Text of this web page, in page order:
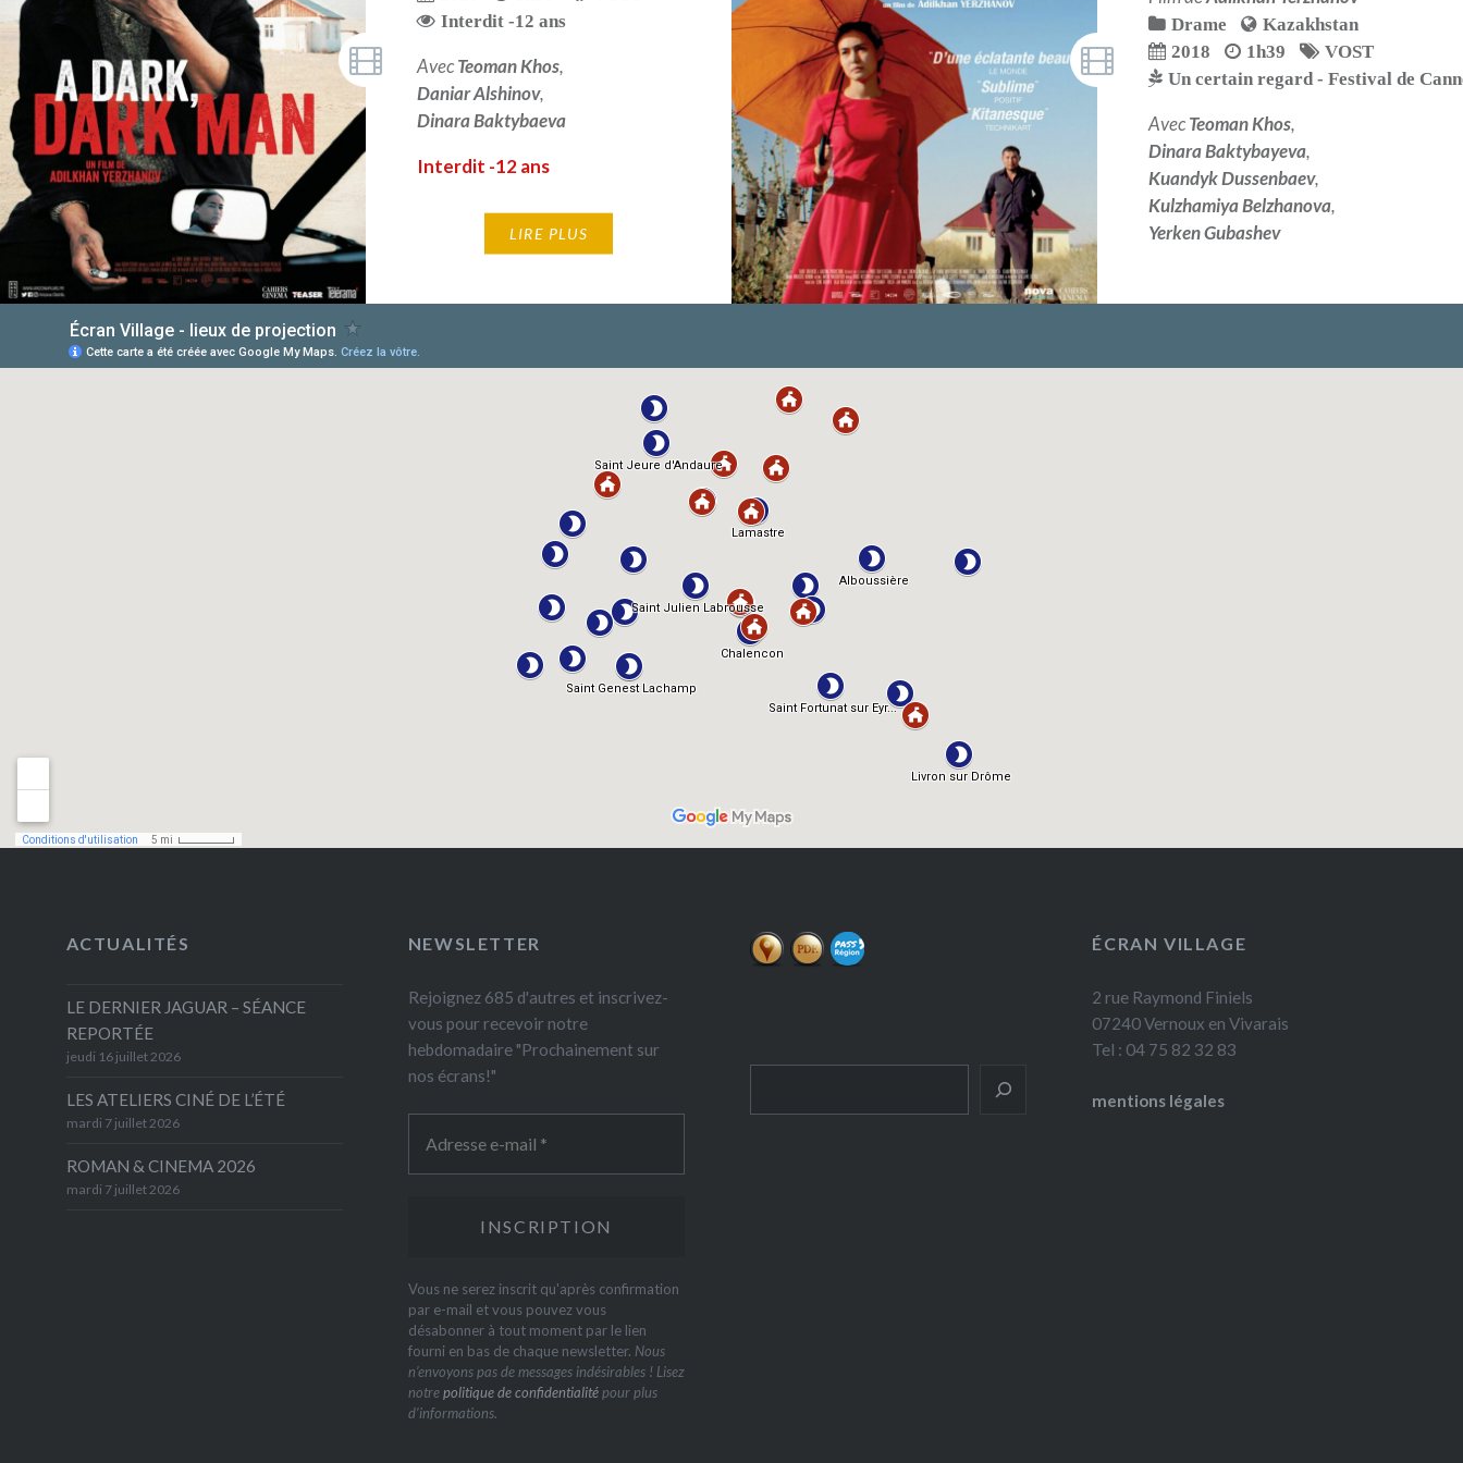
Interdit -12 ans
AvecTeoman Khos,
Daniar Alshinov,
Dinara Baktybaeva
Interdit -12 ans
LIRE PLUS
Drame
Kazakhstan
2018
1h39
VOST
Un certain regard - Festival de
AvecTeoman Khos,
Dinara Baktybayeva,
Kuandyk Dussenbaev,
Kulzhamiya Belzhanova,
Yerken Gubashev
LIRE PLUS
ACTUALITÉS
LE DERNIER JAGUAR – SÉANCE
REPORTÉE
jeudi 16 juillet 2026
LES ATELIERS CINÉ DE L’ÉTÉ
mardi 7 juillet 2026
ROMAN & CINEMA 2026
mardi 7 juillet 2026
NEWSLETTER
Rejoignez 685 d'autres et inscrivez-
vous pour recevoir notre
hebdomadaire "Prochainement sur
nos écrans!"
Vous ne serez inscrit qu'après confirmation
par e-mail et vous pouvez vous
désabonner à tout moment par le lien
fourni en bas de chaque newsletter. Nous
n’envoyons pas de messages indésirables ! Lisez
notrepolitique de confidentialitépour plus
d’informations.
ÉCRAN VILLAGE
2 rue Raymond Finiels
07240 Vernoux en Vivarais
Tel : 04 75 82 32 83
mentions légales